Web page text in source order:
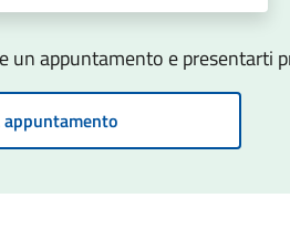
un appuntamento e presentarti
appuntamento